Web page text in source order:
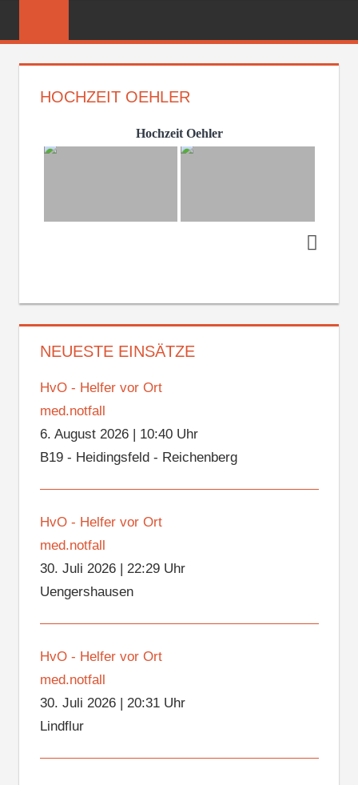
FEUERWEHR
HOCHZEIT OEHLER
Hochzeit Oehler
NEUESTE EINSÄTZE
HvO - Helfer vor Ort
med.notfall
6. August 2026| 10:40 Uhr
B19 - Heidingsfeld - Reichenberg
HvO - Helfer vor Ort
med.notfall
30. Juli 2026| 22:29 Uhr
Uengershausen
HvO - Helfer vor Ort
med.notfall
30. Juli 2026| 20:31 Uhr
Lindflur